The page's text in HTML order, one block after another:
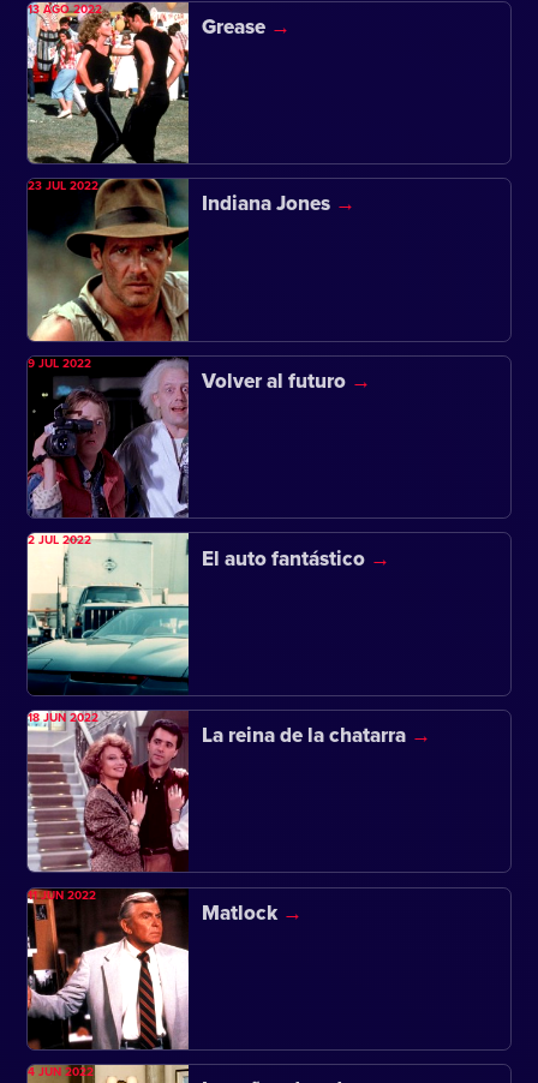
Grease
13 AGO 2022
Indiana Jones
23 JUL 2022
Volver al futuro
9 JUL 2022
El auto fantástico
2 JUL 2022
La reina de la chatarra
18 JUN 2022
Matlock
11 JUN 2022
4 JUN 2022